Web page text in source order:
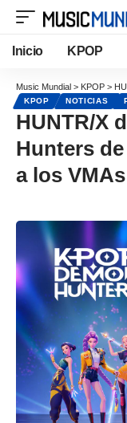
Inicio KPOP
Music Mundial > KPOP >
KPOP NOTICIAS
HUNTR/X
Hunters
a los